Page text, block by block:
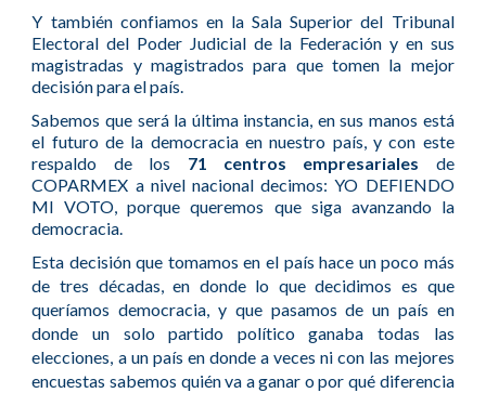
Y también confiamos en la Sala Superior del Tribunal
Electoral del Poder Judicial de la Federación y en sus
magistradas y magistrados para que tomen la mejor
decisión para el país.
Sabemos que será la última instancia, en sus manos está
el futuro de la democracia en nuestro país, y con este
respaldo de los 71 centros empresariales de
COPARMEX a nivel nacional decimos: YO DEFIENDO
MI VOTO, porque queremos que siga avanzando la
democracia.
Esta decisión que tomamos en el país hace un poco más
de tres décadas, en donde lo que decidimos es que
queríamos democracia, y que pasamos de un país en
donde un solo partido político ganaba todas las
elecciones, a un país en donde a veces ni con las mejores
encuestas sabemos quién va a ganar o por qué diferencia